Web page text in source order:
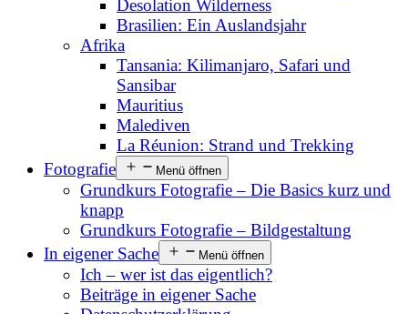
Desolation Wilderness
Brasilien: Ein Auslandsjahr
Afrika
Tansania: Kilimanjaro, Safari und
Sansibar
Mauritius
Malediven
La Réunion: Strand und Trekking
Fotografie
Menü öffnen
Grundkurs Fotografie – Die Basics kurz und
knapp
Grundkurs Fotografie – Bildgestaltung
In eigener Sache
Menü öffnen
Ich – wer ist das eigentlich?
Beiträge in eigener Sache